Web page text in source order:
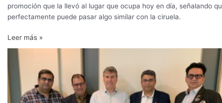
promoción que la llevó al lugar que ocupa hoy en día, señalando
perfectamente puede pasar algo similar con la ciruela.
Leer más »
Misión
comercial
de
la
India